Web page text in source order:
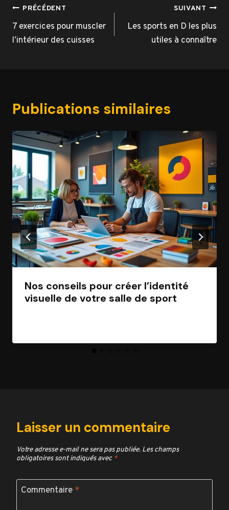
Navigation
de
l’article
PRÉCÉDENT
7 exercices pour muscler
l’intérieur des cuisses
SUIVANT
Les sports en D les plus
utiles à connaître
Publications similaires
Nos conseils pour créer l’identité
visuelle de votre salle de sport
Laisser un commentaire
Votre adresse e-mail ne sera pas publiée. Les champs
obligatoires sont indiqués avec *
Commentaire *